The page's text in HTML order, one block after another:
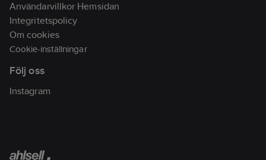
Användarvillkor Hemsidan
Integritetspolicy
Om cookies
Cookie-inställningar
Följ oss
Instagram